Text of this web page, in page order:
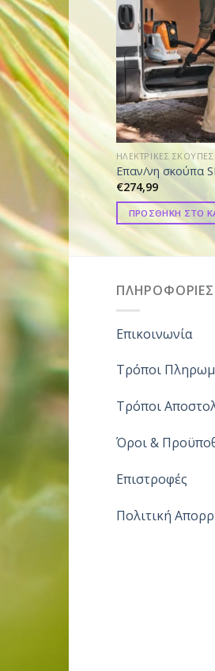
ΗΛΕΚΤΡΙΚΕΣ ΣΚΟΥΠΕΣ
Επαν/νη σκούπα
€274,99
ΠΡΟΣΘΗΚΗ ΣΤΟ
ΠΛΗΡΟΦΟΡΙΕΣ
Επικοινωνία
Τρόποι
Τρόποι
Όροι &
Επιστροφές
Πολιτική